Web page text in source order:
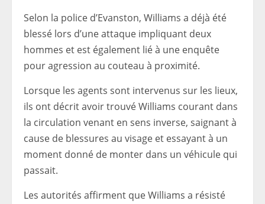
Selon la police d’Evanston, Williams a déjà été
blessé lors d’une attaque impliquant deux
hommes et est également lié à une enquête
pour agression au couteau à proximité.
Lorsque les agents sont intervenus sur les lieux,
ils ont décrit avoir trouvé Williams courant dans
la circulation venant en sens inverse, saignant à
cause de blessures au visage et essayant à un
moment donné de monter dans un véhicule qui
passait.
Les autorités affirment que Williams a résisté